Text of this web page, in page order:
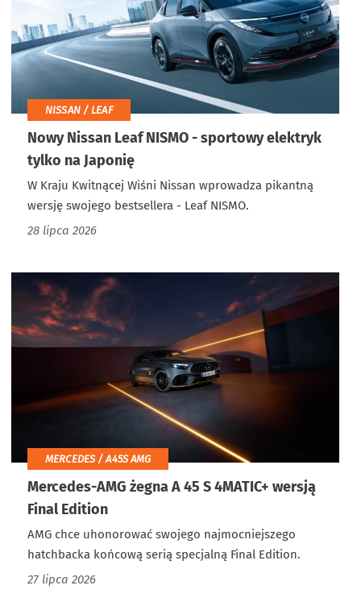
NISSAN / LEAF
Nowy Nissan Leaf NISMO - sportowy elektryk
tylko na Japonię
W Kraju Kwitnącej Wiśni Nissan wprowadza pikantną
wersję swojego bestsellera - Leaf NISMO.
28 lipca 2026
MERCEDES / A45S AMG
Mercedes-AMG żegna A 45 S 4MATIC+ wersją
Final Edition
AMG chce uhonorować swojego najmocniejszego
hatchbacka końcową serią specjalną Final Edition.
27 lipca 2026